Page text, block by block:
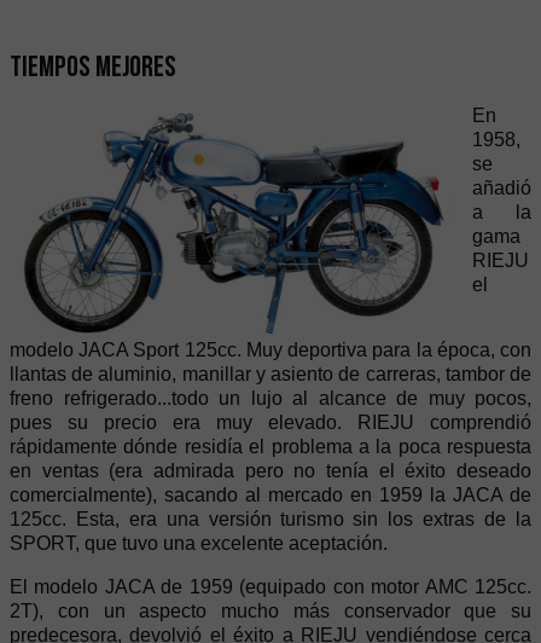
Tiempos mejores
En
1958,
se
añadió
a la
gama
RIEJU
el
modelo JACA Sport 125cc. Muy deportiva para la época, con
llantas de aluminio, manillar y asiento de carreras, tambor de
freno refrigerado...todo un lujo al alcance de muy pocos,
pues su precio era muy elevado. RIEJU comprendió
rápidamente dónde residía el problema a la poca respuesta
en ventas (era admirada pero no tenía el éxito deseado
comercialmente), sacando al mercado en 1959 la JACA de
125cc. Esta, era una versión turismo sin los extras de la
SPORT, que tuvo una excelente aceptación.
El modelo JACA de 1959 (equipado con motor AMC 125cc.
2T), con un aspecto mucho más conservador que su
predecesora, devolvió el éxito a RIEJU vendiéndose cerca